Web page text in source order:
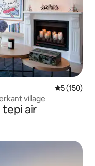
Penarafan
5 (150)
village
tepi air